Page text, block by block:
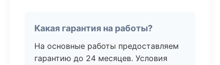
Какая гарантия на работы?
На основные работы предоставляем
гарантию до 24 месяцев. Условия